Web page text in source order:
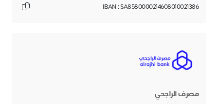
IBAN : SA8580000214608010021386
مصرف الراجحي